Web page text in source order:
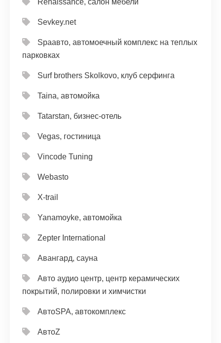
Renaissance, салон мебели
Sevkey.net
Spaавто, автомоечный комплекс на теплых
парковках
Surf brothers Skolkovo, клуб серфинга
Taina, автомойка
Tatarstan, бизнес-отель
Vegas, гостиница
Vincode Tuning
Webasto
X-trail
Yanamoyke, автомойка
Zepter International
Авангард, сауна
Авто аудио центр, центр керамических
покрытий, полировки и химчистки
АвтоSPA, автокомплекс
АвтоZ